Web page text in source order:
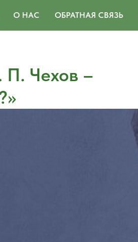
О НАС ОБРАТНАЯ СВЯЗЬ
П. Чехов –